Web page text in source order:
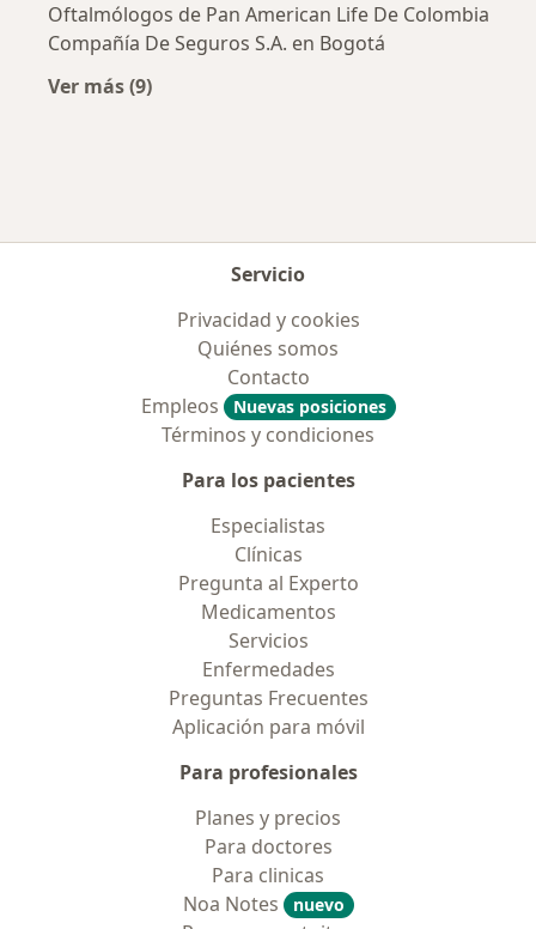
Oftalmólogos de Pan American Life De Colombia
Compañía De Seguros S.A. en Bogotá
Ver más (9)
Servicio
Privacidad y cookies
Quiénes somos
Contacto
Empleos
Nuevas posiciones
Términos y condiciones
Para los pacientes
Especialistas
Clínicas
Pregunta al Experto
Medicamentos
Servicios
Enfermedades
Preguntas Frecuentes
Aplicación para móvil
Para profesionales
Planes y precios
Para doctores
Para clinicas
Noa Notes
nuevo